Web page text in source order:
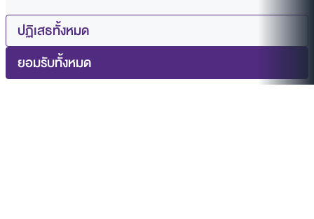
ปฏิเสธทั้งหมด
ยอมรับทั้งหมด